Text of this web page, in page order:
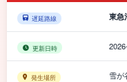
遅延路線 東急
更新日時
発生場所 雪が